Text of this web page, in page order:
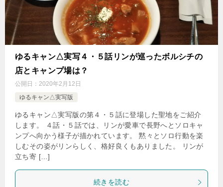
ゆるキャン△実写４・５話リンが巡ったボルシチの
店とキャンプ場は？
公開日： 2020年2月12日
ゆるキャン△実写版
ゆるキャン△実写版の第４・５話に登場した聖地をご紹介
します。 ４話・５話では、リンが愛車で長野へとソロキャ
ンプへ向かう様子が描かれています。 黙々とソロ行動を楽
しむその姿がリンらしく、格好良くもありました。 リンが
立ち寄 […]
続きを読む